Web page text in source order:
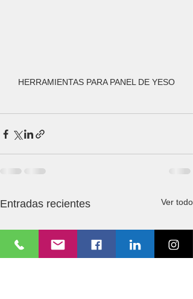
HERRAMIENTAS PARA PANEL DE YESO
Entradas recientes Ver todo